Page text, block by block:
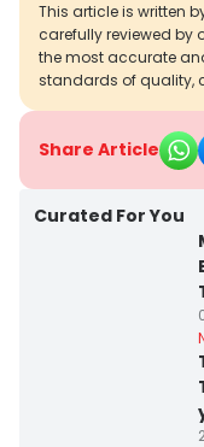
This article is written
carefully reviewed by
the most accurate
standards of quality,
Share Article
Curated For You